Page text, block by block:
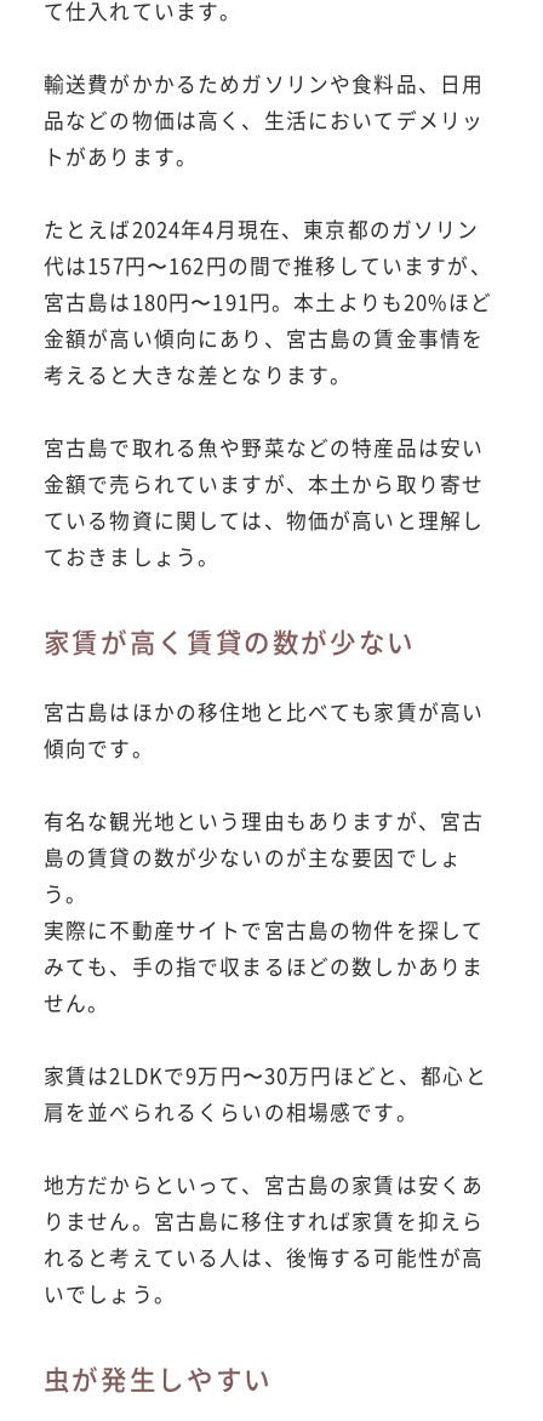
て仕入れています。
輸送費がかかるためガソリンや食料品、日用
品などの物価は高く、生活においてデメリッ
トがあります。
たとえば2024年4月現在、東京都のガソリン
代は157円〜162円の間で推移していますが、
宮古島は180円〜191円。本土よりも20%ほど
金額が高い傾向にあり、宮古島の賃金事情を
考えると大きな差となります。
宮古島で取れる魚や野菜などの特産品は安い
金額で売られていますが、本土から取り寄せ
ている物資に関しては、物価が高いと理解し
ておきましょう。
家賃が高く賃貸の数が少ない
宮古島はほかの移住地と比べても家賃が高い
傾向です。
有名な観光地という理由もありますが、宮古
島の賃貸の数が少ないのが主な要因でしょ
う。
実際に不動産サイトで宮古島の物件を探して
みても、手の指で収まるほどの数しかありま
せん。
家賃は2LDKで9万円〜30万円ほどと、都心と
肩を並べられるくらいの相場感です。
地方だからといって、宮古島の家賃は安くあ
りません。宮古島に移住すれば家賃を抑えら
れると考えている人は、後悔する可能性が高
いでしょう。
虫が発生しやすい